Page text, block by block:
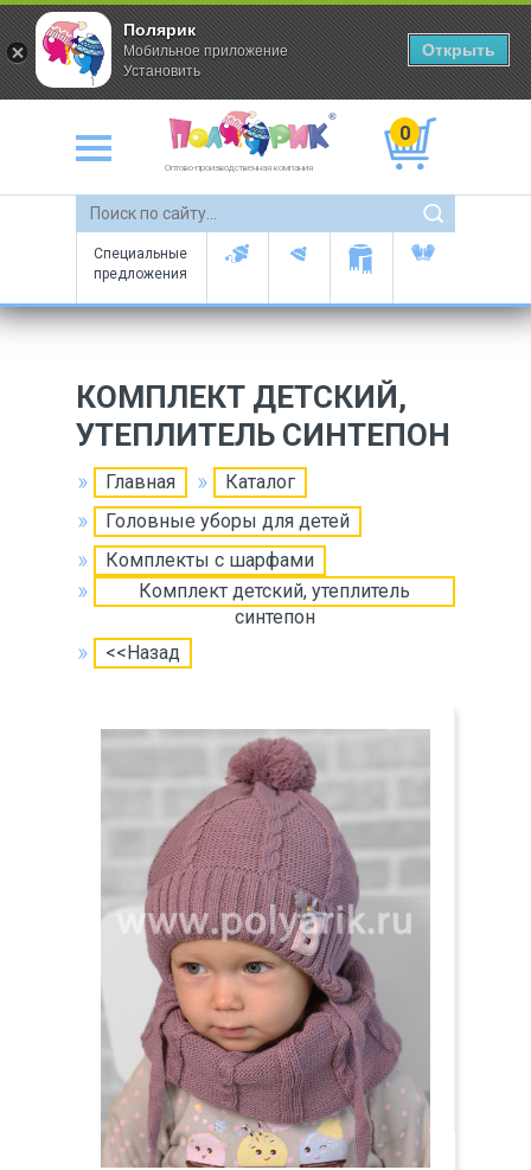
Оптово-производственная компания
0
Специальные
предложения
КОМПЛЕКТ ДЕТСКИЙ,
УТЕПЛИТЕЛЬ СИНТЕПОН
Главная
Каталог
Головные уборы для детей
Комплекты с шарфами
Комплект детский, утеплитель
синтепон
<<Назад
Полярик
Мобильное приложение
Установить
Открыть